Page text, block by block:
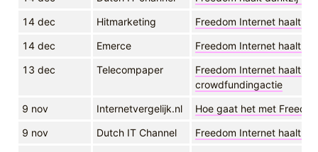
14 dec
Hitmarketing
Freedom Internet haalt
14 dec
Emerce
Freedom Internet haalt
13 dec
Telecompaper
Freedom Internet haalt
crowdfundingactie
9 nov
Internetvergelijk.nl
Hoe gaat het met
9 nov
Dutch IT Channel
Freedom Internet haalt